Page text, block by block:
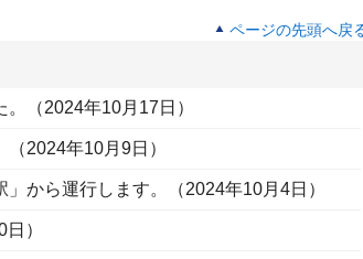
ページの先頭へ戻
（2024年10月17日）
2024年10月9日）
から運行します。（2024年10月4日）
）